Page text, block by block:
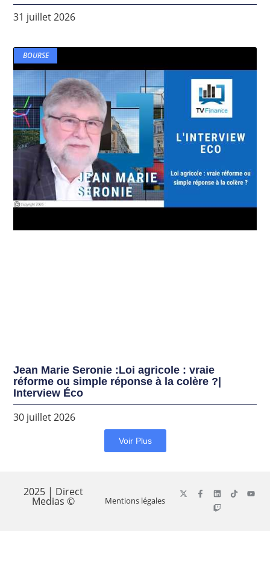
31 juillet 2026
BOURSE
Jean Marie Seronie :Loi agricole : vraie
réforme ou simple réponse à la colère ?|
Interview Éco
30 juillet 2026
Voir Plus
2025 | Direct
Medias © Mentions légales